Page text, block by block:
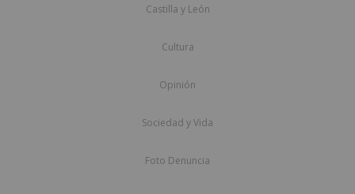
Castilla y León
Cultura
Opinión
Sociedad y Vida
Foto Denuncia